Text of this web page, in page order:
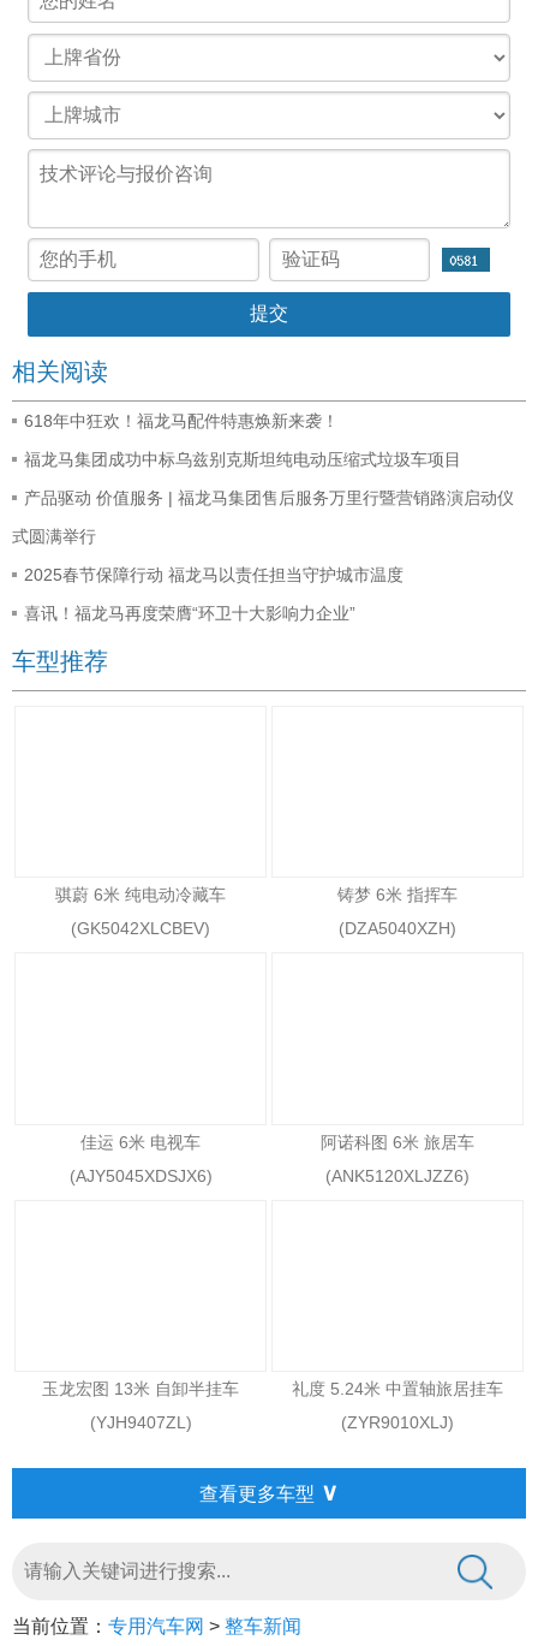
相关阅读
618年中狂欢！福龙马配件特惠焕新来袭！
福龙马集团成功中标乌兹别克斯坦纯电动压缩式垃圾车项目
产品驱动 价值服务 | 福龙马集团售后服务万里行暨营销路演启动仪
式圆满举行
2025春节保障行动 福龙马以责任担当守护城市温度
喜讯！福龙马再度荣膺“环卫十大影响力企业”
车型推荐
骐蔚 6米 纯电动冷藏车
(GK5042XLCBEV)
铸梦 6米 指挥车
(DZA5040XZH)
佳运 6米 电视车
(AJY5045XDSJX6)
阿诺科图 6米 旅居车
(ANK5120XLJZZ6)
玉龙宏图 13米 自卸半挂车
(YJH9407ZL)
礼度 5.24米 中置轴旅居挂车
(ZYR9010XLJ)
查看更多车型 ∨
当前位置： 专用汽车网 > 整车新闻